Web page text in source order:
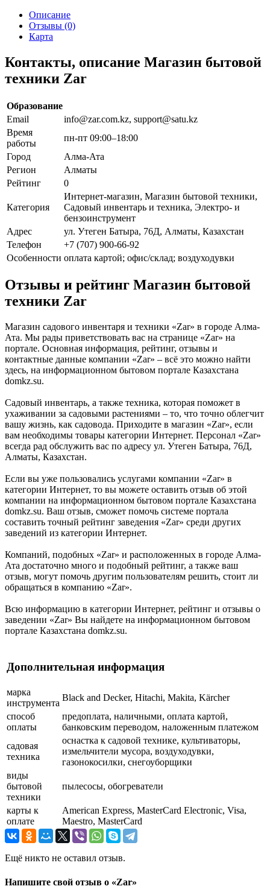
Описание
Отзывы (0)
Карта
Контакты, описание Магазин бытовой
техники Zar
Образование
Email
info@zar.com.kz, support@satu.kz
Время
работы
пн-пт 09:00–18:00
Город
Алма-Ата
Регион
Алматы
Рейтинг
0
Категория
Интернет-магазин, Магазин бытовой техники,
Садовый инвентарь и техника, Электро- и
бензоинструмент
Адрес
ул. Утеген Батыра, 76Д, Алматы, Казахстан
Телефон
+7 (707) 900-66-92
Особенности оплата картой; офис/склад; воздуходувки
Отзывы и рейтинг Магазин бытовой
техники Zar
Магазин садового инвентаря и техники «Zar» в городе Алма-
Ата. Мы рады приветствовать вас на странице «Zar» на
портале. Основная информация, рейтинг, отзывы и
контактные данные компании «Zar» – всё это можно найти
здесь, на информационном бытовом портале Казахстана
domkz.su.
Садовый инвентарь, а также техника, которая поможет в
ухаживании за садовыми растениями – то, что точно облегчит
вашу жизнь, как садовода. Приходите в магазин «Zar», если
вам необходимы товары категории Интернет. Персонал «Zar»
всегда рад обслужить вас по адресу ул. Утеген Батыра, 76Д,
Алматы, Казахстан.
Если вы уже пользовались услугами компании «Zar» в
категории Интернет, то вы можете оставить отзыв об этой
компании на информационном бытовом портале Казахстана
domkz.su. Ваш отзыв, сможет помочь системе портала
составить точный рейтинг заведения «Zar» среди других
заведений из категории Интернет.
Компаний, подобных «Zar» и расположенных в городе Алма-
Ата достаточно много и подобный рейтинг, а также ваш
отзыв, могут помочь другим пользователям решить, стоит ли
обращаться в компанию «Zar».
Всю информацию в категории Интернет, рейтинг и отзывы о
заведении «Zar» Вы найдете на информационном бытовом
портале Казахстана domkz.su.
Дополнительная информация
марка
инструмента
Black and Decker, Hitachi, Makita, Kärcher
способ
оплаты
предоплата, наличными, оплата картой,
банковским переводом, наложенным платежом
садовая
техника
оснастка к садовой технике, культиваторы,
измельчители мусора, воздуходувки,
газонокосилки, снегоуборщики
виды
бытовой
техники
пылесосы, обогреватели
карты к
оплате
American Express, MasterCard Electronic, Visa,
Maestro, MasterCard
Ещё никто не оставил отзыв.
Напишите свой отзыв о «Zar»